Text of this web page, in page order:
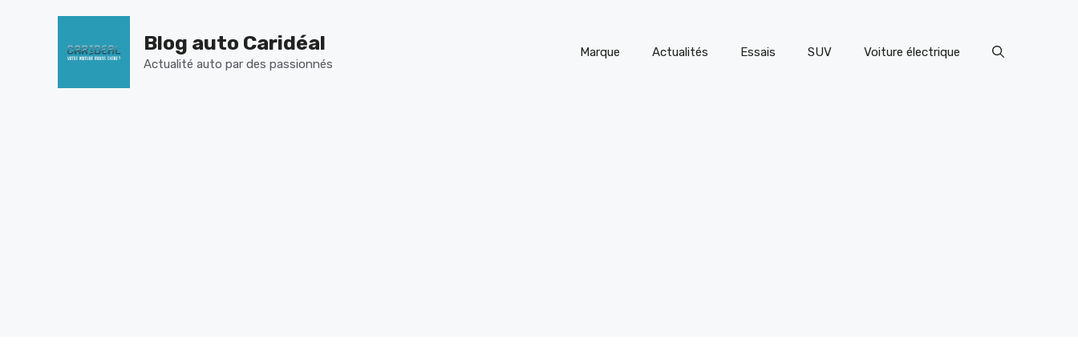
Blog auto Caridéal
Actualité auto par des passionnés
Marque Actualités Essais SUV Voiture électrique